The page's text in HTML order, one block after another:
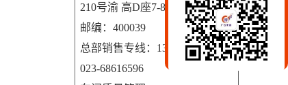
210号渝 高D座7-8号
邮编：400039
总部销售专线：13752940815
023-68616596